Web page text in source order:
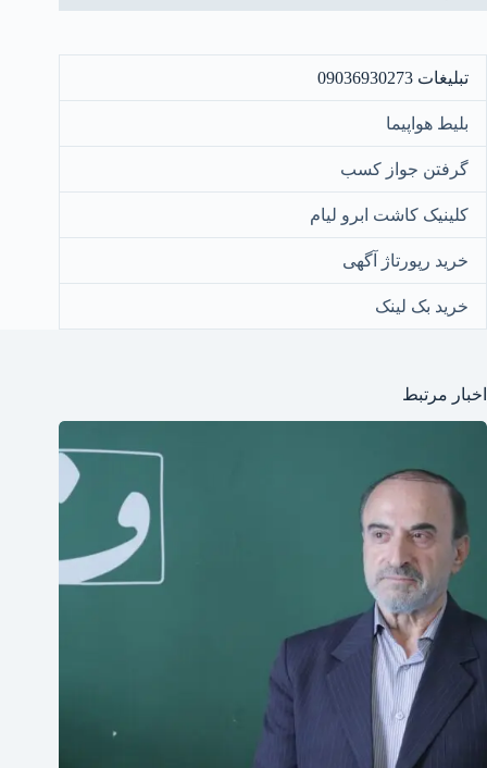
تبلیغات 09036930273
بلیط هواپیما
گرفتن جواز کسب
کلینیک کاشت ابرو لیام
خرید رپورتاژ آگهی
خرید بک لینک
اخبار مرتبط